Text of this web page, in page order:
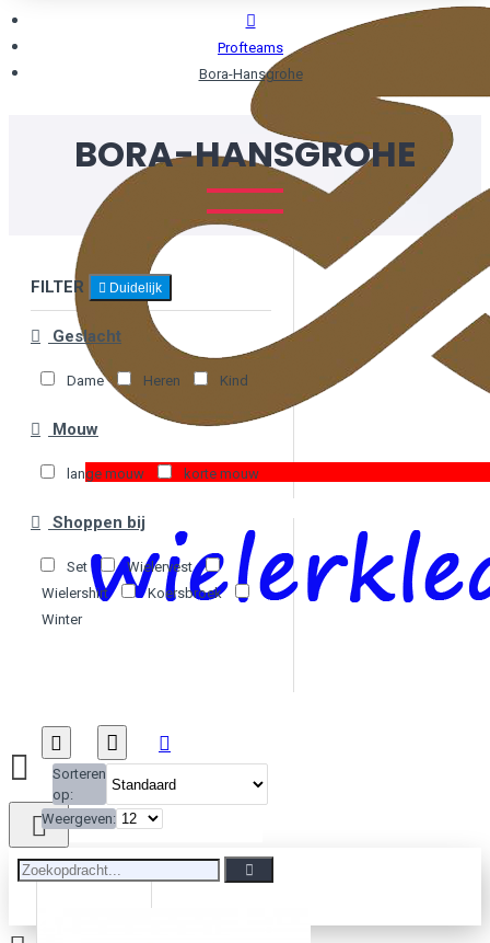
Profteams
Bora-Hansgrohe
BORA-HANSGROHE
FILTER Duidelijk
Geslacht
Dame Heren Kind
Mouw
lange mouw korte mouw
Shoppen bij
Set
Wielervest
Wielershirt
Koersbroek
Winter
Sorteren
op:
Weergeven: